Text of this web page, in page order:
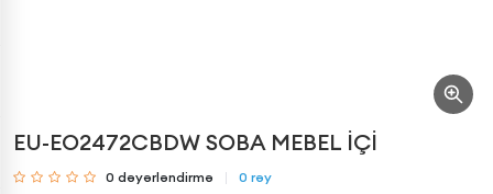
EU-EO2472CBDW SOBA MEBEL İÇİ
0 dəyərləndirmə 0 rəy